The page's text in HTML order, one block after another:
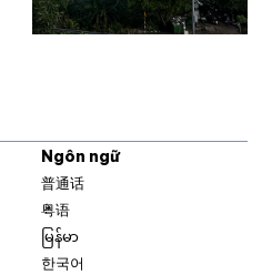
Ngôn ngữ
普通话
粤语
မြန်မာ
한국어